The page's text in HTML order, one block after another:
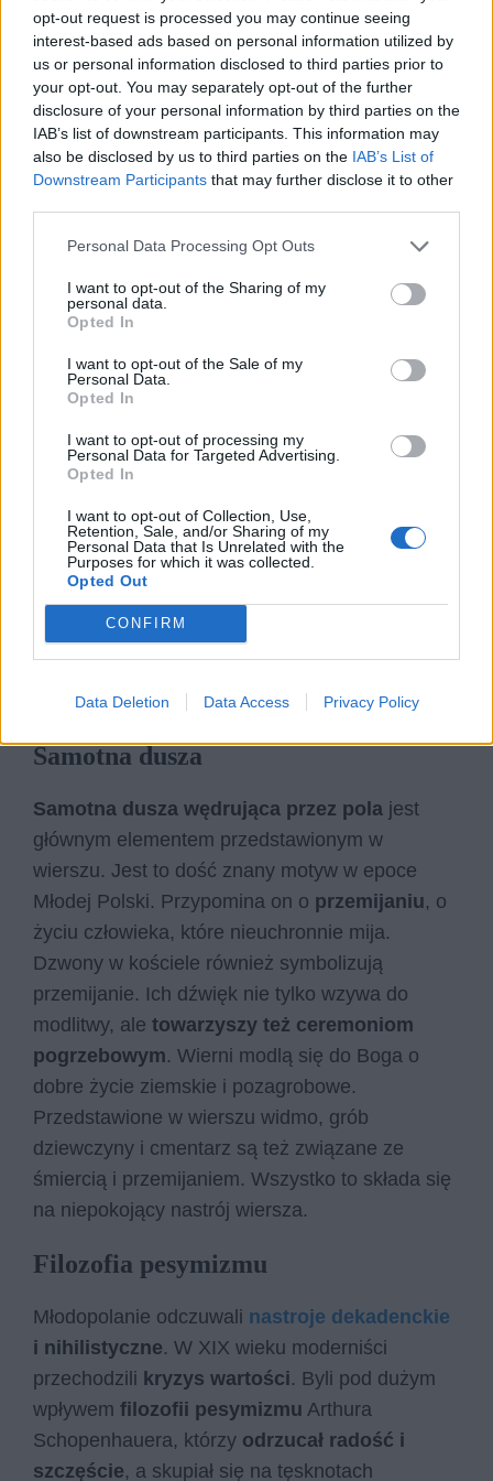
opt-out request is processed you may continue seeing
interest-based ads based on personal information utilized by
us or personal information disclosed to third parties prior to
your opt-out. You may separately opt-out of the further
disclosure of your personal information by third parties on the
IAB’s list of downstream participants. This information may
also be disclosed by us to third parties on the IAB’s List of
Downstream Participants that may further disclose it to other
Personal Data Processing Opt Outs
I want to opt-out of the Sharing of my
personal data.
Opted In
I want to opt-out of the Sale of my
Personal Data.
Opted In
I want to opt-out of processing my
Personal Data for Targeted Advertising.
Opted In
I want to opt-out of Collection, Use,
Retention, Sale, and/or Sharing of my
Personal Data that Is Unrelated with the
Purposes for which it was collected.
Opted Out
CONFIRM
Data Deletion Data Access Privacy Policy
Monotonnie tworzy dźwięk dzwonów i
powtarzane słowa modlitwy. Dynamicznie
zmienia się krajobraz, ruch mgieł, chmur i dymu.
Podmiotnie komentuje rzeczywistości,
jedynie ją obserwuje i opisuje. Nie modli się, a
dzwony wywołują w nim raczej dekadenckie
Samotna dusza
Samotna dusza wędrująca przez pola jest
głównym elementem przedstawionym w
wierszu. Jest to dość znany motyw w epoce
Młodej Polski. Przypomina on o przemijaniu, o
życiu człowieka, które nieuchronnie mija.
Dzwony w kościele również symbolizują
przemijanie. Ich dźwięk nie tylko wzywa do
modlitwy, ale towarzyszy też ceremoniom
pogrzebowym. Wierni modlą się do Boga o
dobre życie ziemskie i pozagrobowe.
Przedstawione w wierszu widmo, grób
dziewczyny i cmentarz są też związane ze
śmiercią i przemijaniem. Wszystko to składa się
na niepokojący nastrój wiersza.
Filozofia pesymizmu
Młodopolanie odczuwali nastroje dekadenckie
i nihilistyczne. W XIX wieku moderniści
przechodzili kryzys wartości. Byli pod dużym
wpływem filozofii pesymizmu Arthura
Schopenhauera, którzy odrzucał radość i
szczęście, a skupiał się na tęsknotach